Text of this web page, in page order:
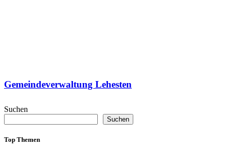
Gemeindeverwaltung Lehesten
Suchen
Suchen
Top Themen